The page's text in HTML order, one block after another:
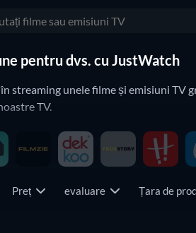
pentru dvs. cu JustWatch
unele filme și emisiuni TV
TV.
Preț evaluare Țara de